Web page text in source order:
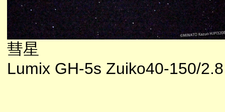
彗星
Lumix GH-5s Zuiko40-150/2.8